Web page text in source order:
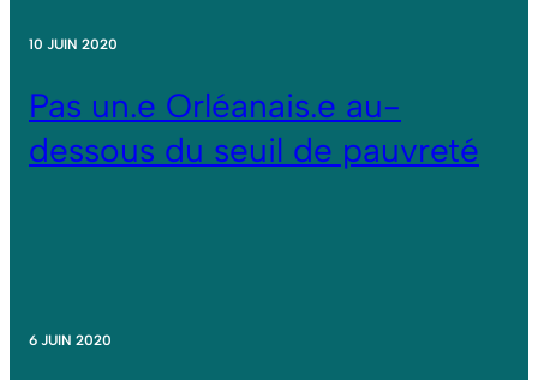
10 JUIN 2020
Pas un.e Orléanais.e au-
dessous du seuil de pauvreté
6 JUIN 2020